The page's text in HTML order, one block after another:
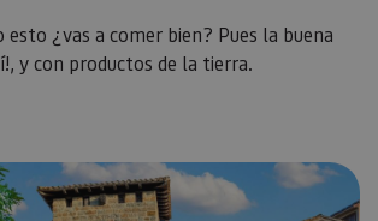
esto ¿vas a comer bien? Pues la buena
y con productos de la tierra.